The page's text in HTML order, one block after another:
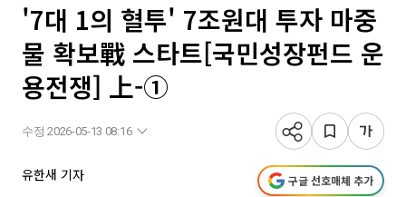
'7대 1의 혈투' 7조원대 투자 마중
물 확보戰 스타트[국민성장펀드 운
용전쟁] 上-①
수정 2026-05-13 08:16
유한새 기자 구글 선호매체 추가